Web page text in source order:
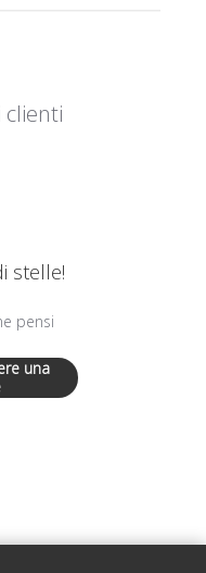
clienti
stelle!
pensi
una